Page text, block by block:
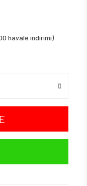
havale indirimi)